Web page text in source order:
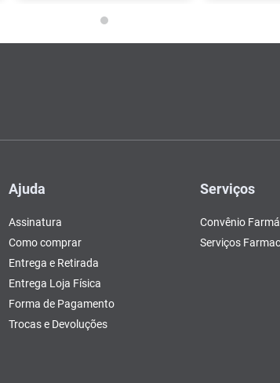
Ajuda
Assinatura
Como comprar
Entrega e Retirada
Entrega Loja Física
Forma de Pagamento
Trocas e Devoluções
Serviços
Convênio
Serviços